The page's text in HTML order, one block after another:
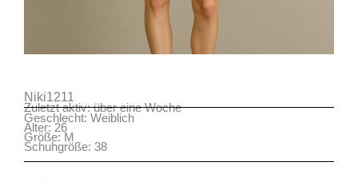
Niki1211
Zuletzt aktiv: über eine Woche
Geschlecht: Weiblich
Alter: 26
Größe: M
Schuhgröße: 38